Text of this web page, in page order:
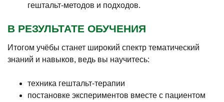
гештальт-методов и подходов.
В РЕЗУЛЬТАТЕ ОБУЧЕНИЯ
Итогом учёбы станет широкий спектр тематический
знаний и навыков, ведь вы научитесь:
техника гештальт-терапии
постановке экспериментов вместе с пациентом